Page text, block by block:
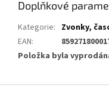
Doplňkové
Kategorie: Zvonky,
EAN:
Položka byla